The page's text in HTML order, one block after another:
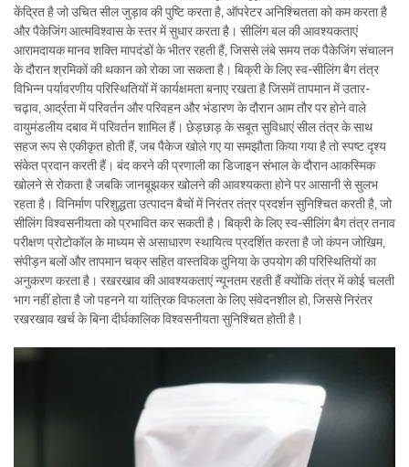
केंद्रित है जो उचित सील जुड़ाव की पुष्टि करता है, ऑपरेटर अनिश्चितता को कम करता है
और पैकेजिंग आत्मविश्वास के स्तर में सुधार करता है। सीलिंग बल की आवश्यकताएं
आरामदायक मानव शक्ति मापदंडों के भीतर रहती हैं, जिससे लंबे समय तक पैकेजिंग संचालन
के दौरान श्रमिकों की थकान को रोका जा सकता है। बिक्री के लिए स्व-सीलिंग बैग तंत्र
विभिन्न पर्यावरणीय परिस्थितियों में कार्यक्षमता बनाए रखता है जिसमें तापमान में उतार-
चढ़ाव, आर्द्रता में परिवर्तन और परिवहन और भंडारण के दौरान आम तौर पर होने वाले
वायुमंडलीय दबाव में परिवर्तन शामिल हैं। छेड़छाड़ के सबूत सुविधाएं सील तंत्र के साथ
सहज रूप से एकीकृत होती हैं, जब पैकेज खोले गए या समझौता किया गया है तो स्पष्ट दृश्य
संकेत प्रदान करती हैं। बंद करने की प्रणाली का डिजाइन संभाल के दौरान आकस्मिक
खोलने से रोकता है जबकि जानबूझकर खोलने की आवश्यकता होने पर आसानी से सुलभ
रहता है। विनिर्माण परिशुद्धता उत्पादन बैचों में निरंतर तंत्र प्रदर्शन सुनिश्चित करती है, जो
सीलिंग विश्वसनीयता को प्रभावित कर सकती है। बिक्री के लिए स्व-सीलिंग बैग तंत्र तनाव
परीक्षण प्रोटोकॉल के माध्यम से असाधारण स्थायित्व प्रदर्शित करता है जो कंपन जोखिम,
संपीड़न बलों और तापमान चक्र सहित वास्तविक दुनिया के उपयोग की परिस्थितियों का
अनुकरण करता है। रखरखाव की आवश्यकताएं न्यूनतम रहती हैं क्योंकि तंत्र में कोई चलती
भाग नहीं होता है जो पहनने या यांत्रिक विफलता के लिए संवेदनशील हो, जिससे निरंतर
रखरखाव खर्च के बिना दीर्घकालिक विश्वसनीयता सुनिश्चित होती है।